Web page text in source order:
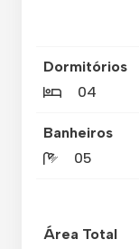
Dormitórios
04
Banheiros
05
Área Total